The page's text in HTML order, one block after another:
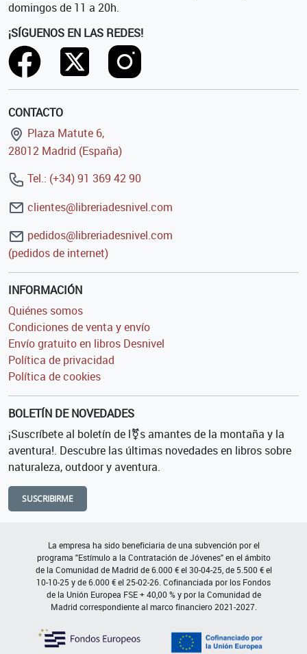
domingos de 11 a 20h.
¡SÍGUENOS EN LAS REDES!
CONTACTO
Plaza Matute 6,
28012 Madrid (España)
Tel.: (+34) 91 369 42 90
clientes@libreriadesnivel.com
pedidos@libreriadesnivel.com
(pedidos de internet)
INFORMACIÓN
Quiénes somos
Condiciones de venta y envío
Envío gratuito en libros Desnivel
Política de privacidad
Política de cookies
BOLETÍN DE NOVEDADES
¡Suscríbete al boletín de l⚧s amantes de la montaña y la
aventura!. Descubre las últimas novedades en libros sobre
naturaleza, outdoor y aventura.
SUSCRIBIRME
La empresa ha sido beneficiaria de una subvención por el
programa "Estímulo a la Contratación de Jóvenes" en el ámbito
de la Comunidad de Madrid de 6.000 € el 30-04-25, de 5.500 € el
10-10-25 y de 6.000 € el 25-02-26. Cofinanciada por los Fondos
de la Unión Europea FSE + 40,00 % y por la Comunidad de
Madrid correspondiente al marco financiero 2021-2027.